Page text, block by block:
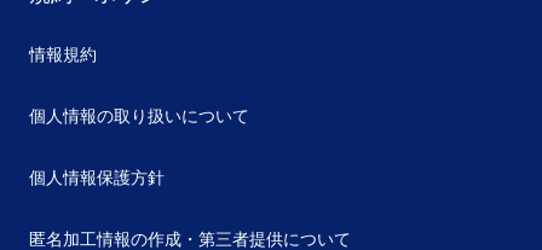
情報規約
個人情報の取り扱いについて
個人情報保護方針
匿名加工情報の作成・第三者提供について